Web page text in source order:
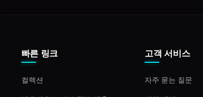
빠른 링크
컬렉션
고객 서비스
자주 묻는 질문